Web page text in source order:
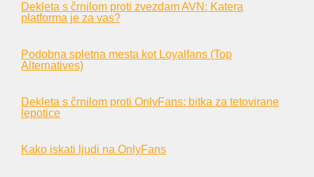
Dekleta s črnilom proti zvezdam AVN: Katera
platforma je za vas?
Podobna spletna mesta kot Loyalfans (Top
Alternatives)
Dekleta s črnilom proti OnlyFans: bitka za tetovirane
lepotice
Kako iskati ljudi na OnlyFans